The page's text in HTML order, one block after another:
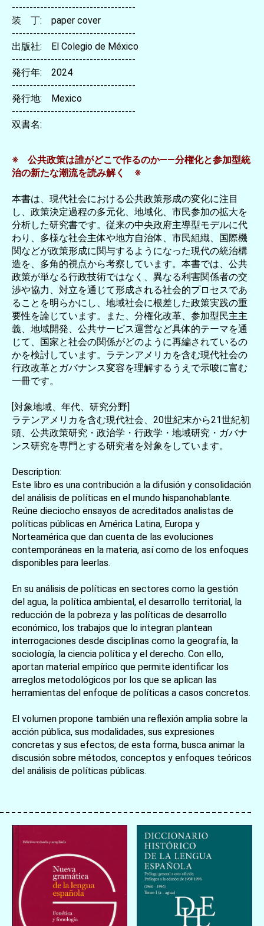
お買い物を続ける カートへ進む
-----------------------------------
装 丁: paper cover
-----------------------------------
出版社: El Colegio de México
-----------------------------------
発行年: 2024
-----------------------------------
発行地: Mexico
-----------------------------------
双書名:
※ 公共政策は誰がどこで作るのか――分権化と参加型統
治の新たな潮流を読み解く ※
本書は、現代社会における公共政策形成の変化に注目
し、政策決定過程の多元化、地域化、市民参加の拡大を
分析した研究書です。従来の中央政府主導型モデルに代
わり、多様な社会主体や地方自治体、市民組織、国際機
関などが政策形成に関与するようになった現代の統治構
造を、多角的視点から考察しています。本書では、公共
政策が単なる行政技術ではなく、異なる利害関係者の交
渉や協力、対立を通じて形成される社会的プロセスであ
ることを明らかにし、地域社会に根差した政策実践の重
要性を論じています。また、分権化改革、参加型民主主
義、地域開発、公共サービス運営など具体的テーマを通
じて、国家と社会の関係がどのように再編されているの
かを検討しています。ラテンアメリカを含む現代社会の
行政改革とガバナンス変容を理解するうえで示唆に富む
一冊です。
[対象地域、年代、研究分野]
ラテンアメリカを含む現代社会、20世紀末から21世紀初
頭、公共政策研究・政治学・行政学・地域研究・ガバナ
ンス研究を専門とする研究者を対象をしています。
Description:
Este libro es una contribución a la difusión y consolidación
del análisis de políticas en el mundo hispanohablante.
Reúne dieciocho ensayos de acreditados analistas de
políticas públicas en América Latina, Europa y
Norteamérica que dan cuenta de las evoluciones
contemporáneas en la materia, así como de los enfoques
disponibles para leerlas.
En su análisis de políticas en sectores como la gestión
del agua, la política ambiental, el desarrollo territorial, la
reducción de la pobreza y las políticas de desarrollo
económico, los trabajos que lo integran plantean
interrogaciones desde disciplinas como la geografía, la
sociología, la ciencia política y el derecho. Con ello,
aportan material empírico que permite identificar los
arreglos metodológicos por los que se aplican las
herramientas del enfoque de políticas a casos concretos.
El volumen propone también una reflexión amplia sobre la
acción pública, sus modalidades, sus expresiones
concretas y sus efectos; de esta forma, busca animar la
discusión sobre métodos, conceptos y enfoques teóricos
del análisis de políticas públicas.